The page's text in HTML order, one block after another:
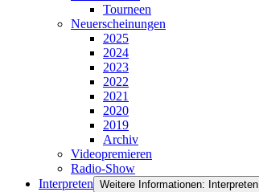
Tourneen
Neuerscheinungen
2025
2024
2023
2022
2021
2020
2019
Archiv
Videopremieren
Radio-Show
Interpreten Weitere Informationen: Interpreten